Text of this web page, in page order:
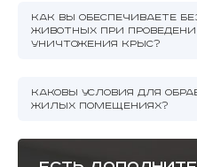
КАК ВЫ ОБЕСПЕЧИВАЕТЕ
ЖИВОТНЫХ ПРИ
УНИЧТОЖЕНИЯ КРЫС?
КАКОВЫ УСЛОВИЯ ДЛЯ
ЖИЛЫХ ПОМЕЩЕНИЯХ?